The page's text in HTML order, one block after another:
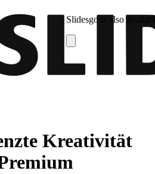
Slidesgo is also
Kreativität